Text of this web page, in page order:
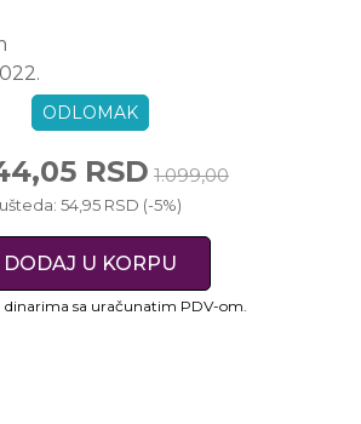
ODLOMAK
RSD 1.099,00
ušteda: 54,95 RSD (-5%)
DODAJ U KORPU
dinarima sa uračunatim PDV-om.